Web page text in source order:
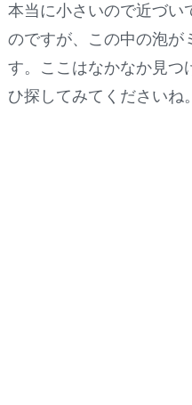
本当に小さいので近づい
のですが、この中の泡が
す。ここはなかなか見つ
ひ探してみてくださいね。